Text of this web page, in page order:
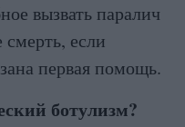
вызвать паралич
если
первая помощь.
ботулизм?